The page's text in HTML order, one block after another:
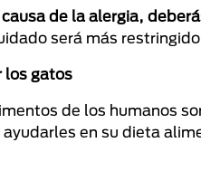
de la alergia,
será más
los gatos
de los humanos
en su dieta